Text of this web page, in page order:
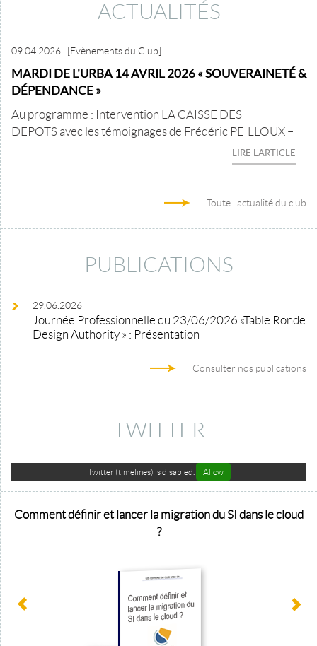
ACTUALITÉS
09.04.2026 [Evènements du Club]
MARDI DE L'URBA 14 AVRIL 2026 « SOUVERAINETÉ &
DÉPENDANCE »
Au programme : Intervention LA CAISSE DES
DEPOTS avec les témoignages de Frédéric PEILLOUX –
LIRE L'ARTICLE
Toute l'actualité du club
PUBLICATIONS
29.06.2026
Journée Professionnelle du 23/06/2026 «Table Ronde
Design Authority » : Présentation
Consulter nos publications
TWITTER
Twitter (timelines) is disabled. Allow
Comment définir et lancer la migration du SI dans le cloud
?